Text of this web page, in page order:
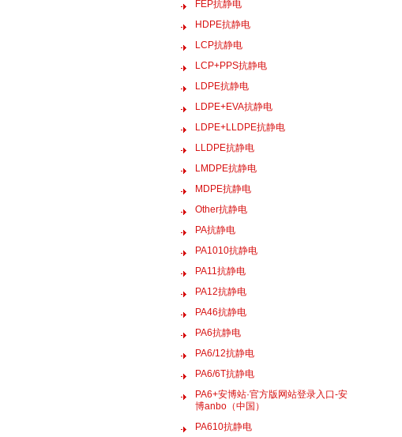
FEP抗静电
HDPE抗静电
LCP抗静电
LCP+PPS抗静电
LDPE抗静电
LDPE+EVA抗静电
LDPE+LLDPE抗静电
LLDPE抗静电
LMDPE抗静电
MDPE抗静电
Other抗静电
PA抗静电
PA1010抗静电
PA11抗静电
PA12抗静电
PA46抗静电
PA6抗静电
PA6/12抗静电
PA6/6T抗静电
PA6+安博站·官方版网站登录入口-安
博anbo（中国）
PA610抗静电